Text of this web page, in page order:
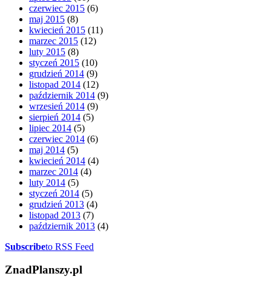
czerwiec 2015 (6)
maj 2015 (8)
kwiecień 2015 (11)
marzec 2015 (12)
luty 2015 (8)
styczeń 2015 (10)
grudzień 2014 (9)
listopad 2014 (12)
październik 2014 (9)
wrzesień 2014 (9)
sierpień 2014 (5)
lipiec 2014 (5)
czerwiec 2014 (6)
maj 2014 (5)
kwiecień 2014 (4)
marzec 2014 (4)
luty 2014 (5)
styczeń 2014 (5)
grudzień 2013 (4)
listopad 2013 (7)
październik 2013 (4)
Subscribeto RSS Feed
ZnadPlanszy.pl